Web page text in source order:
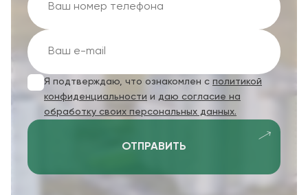
Я подтверждаю, что ознакомлен с политикой
конфиденциальности и даю согласие на
обработку своих персональных данных.
ОТПРАВИТЬ